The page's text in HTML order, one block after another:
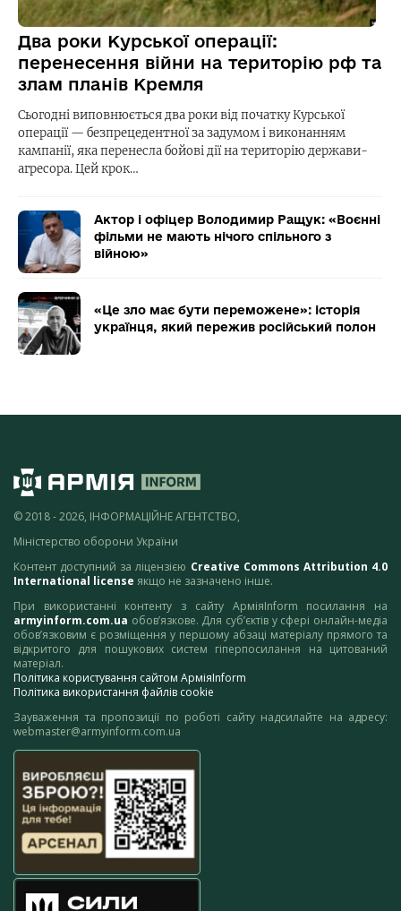
Два роки Курської операції:
перенесення війни на територію рф та
злам планів Кремля
Сьогодні виповнюється два роки від початку Курської
операції — безпрецедентної за задумом і виконанням
кампанії, яка перенесла бойові дії на територію держави-
агресора. Цей крок…
Актор і офіцер Володимир Ращук: «Воєнні
фільми не мають нічого спільного з
війною»
«Це зло має бути переможене»: історія
українця, який пережив російський полон
© 2018 - 2026, ІНФОРМАЦІЙНЕ АГЕНТСТВО,
Міністерство оборони України
Контент доступний за ліцензією Creative Commons Attribution 4.0
International license якщо не зазначено інше.
При використанні контенту з сайту АрміяInform посилання на
armyinform.com.ua обов’язкове. Для суб’єктів у сфері онлайн-медіа
обов’язковим є розміщення у першому абзаці матеріалу прямого та
відкритого для пошукових систем гіперпосилання на цитований
матеріал.
Політика користування сайтом АрміяInform
Політика використання файлів cookie
Зауваження та пропозиції по роботі сайту надсилайте на адресу:
webmaster@armyinform.com.ua